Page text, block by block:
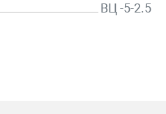
ВЦ -5-2.5